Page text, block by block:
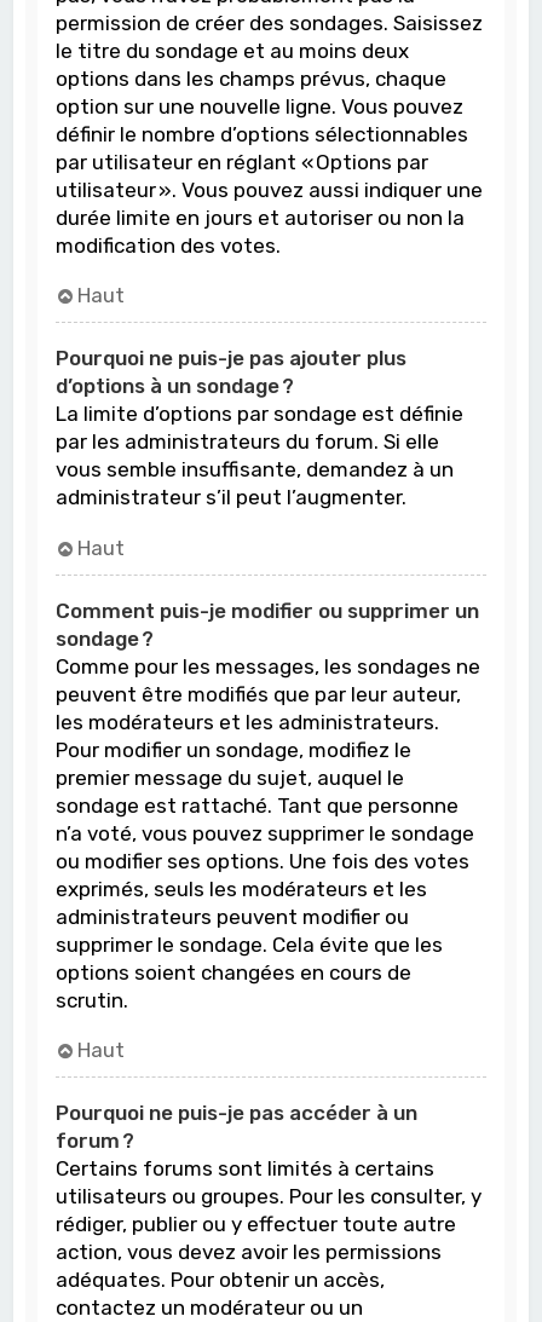
permission de créer des sondages. Saisissez
le titre du sondage et au moins deux
options dans les champs prévus, chaque
option sur une nouvelle ligne. Vous pouvez
définir le nombre d’options sélectionnables
par utilisateur en réglant « Options par
utilisateur ». Vous pouvez aussi indiquer une
durée limite en jours et autoriser ou non la
modification des votes.
Haut
Pourquoi ne puis-je pas ajouter plus
d’options à un sondage ?
La limite d’options par sondage est définie
par les administrateurs du forum. Si elle
vous semble insuffisante, demandez à un
administrateur s’il peut l’augmenter.
Haut
Comment puis-je modifier ou supprimer un
sondage ?
Comme pour les messages, les sondages ne
peuvent être modifiés que par leur auteur,
les modérateurs et les administrateurs.
Pour modifier un sondage, modifiez le
premier message du sujet, auquel le
sondage est rattaché. Tant que personne
n’a voté, vous pouvez supprimer le sondage
ou modifier ses options. Une fois des votes
exprimés, seuls les modérateurs et les
administrateurs peuvent modifier ou
supprimer le sondage. Cela évite que les
options soient changées en cours de
scrutin.
Haut
Pourquoi ne puis-je pas accéder à un
forum ?
Certains forums sont limités à certains
utilisateurs ou groupes. Pour les consulter, y
rédiger, publier ou y effectuer toute autre
action, vous devez avoir les permissions
adéquates. Pour obtenir un accès,
contactez un modérateur ou un